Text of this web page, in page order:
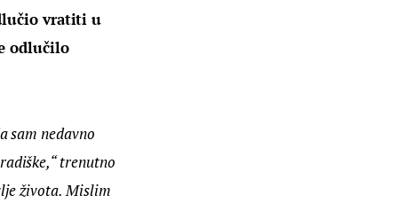
vratiti u
odlučilo
sam nedavno
trenutno
života. Mislim